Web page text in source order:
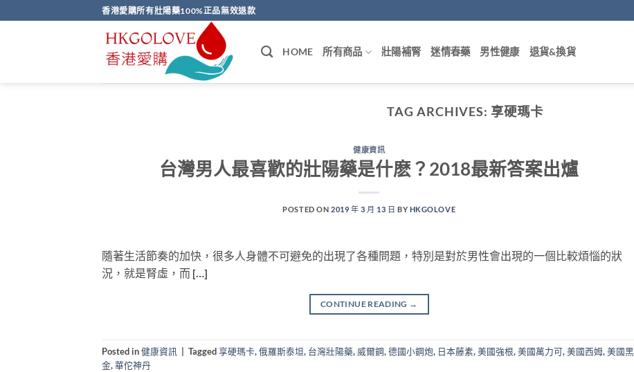
to
香港愛購所有壯陽藥100%正品無效退款
HOME 所有商品 壯陽補腎 迷情春藥 男性健康 退貨&換貨
TAG ARCHIVES: 享硬瑪卡
健康資訊
台灣男人最喜歡的壯陽藥是什麽？2018最新答案出爐
POSTED ON 2019 年 3 月 13 日 BY HKGOLOVE
隨著生活節奏的加快，很多人身體不可避免的出現了各種問題，特別是對於男性會出現的一個比較煩惱的狀
況，就是腎虛，而 […]
CONTINUE READING →
Posted in健康資訊 Tagged享硬瑪卡,俄羅斯泰坦, 台灣壯陽藥, 威爾鋼,德國小鋼炮, 日本藤素,美國強根,美國萬力可,美國西姆,美國黑
金,華佗神丹